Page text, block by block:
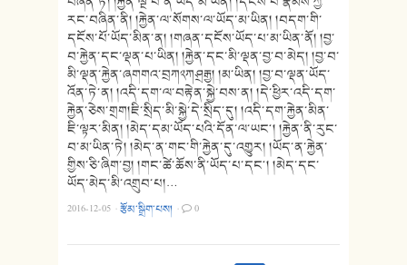
རང་བཞིན་ནི། །རྐྱེན་ལ་སོགས་ལ་ཡོད་མ་ཡིན། །བདག་གི་
དངོས་པོ་ཡོད་མིན་ན། །གཞན་དངོས་ཡོད་པ་མ་ཡིན་ནོ། །བྱ་
བ་རྐྱེན་དང་ལྡན་པ་ཡིན། །རྐྱེན་དང་མི་ལྡན་བྱ་བ་མེད། །བྱ་བ་
མི་ལྡན་རྐྱེན་ཞགགའ་བྲཀ༢ཀཤྲརྒྱ། །མ་ཡིན། །བྱ་བ་ལྡན་ཡོད་
འོན་ཏེ་ན། །འདི་དག་ལ་བརྟེན་སྐྱེ་བས་ན། །དེ་ཕྱིར་འདི་དག་
རྐྱེན་ཅེས་གྲག།ཇི་སྲིད་མི་སྐྱེ་དེ་སྲིད་དུ། །འདི་དག་རྐྱེན་མིན་
ཇི་ལྟར་མིན། །མེད་དམ་ཡོད་པའི་དོན་ལ་ཡང༌། །རྐྱེན་ནི་རུང་
བ་མ་ཡིན་ཏེ། །མེད་ན་གང་གི་རྐྱེན་དུ་འགྱུར། །ཡོད་ན་རྐྱེན་
གྱིས་ཅི་ཞིག་བྱ། །གང་ཚེ་ཆོས་ནི་ཡོད་པ་དང༌། །མེད་དང་
ཡོད་མེད་མི་འགྲུབ་པ།…
2016-12-05 ·རྩོམ་སྒྲིག་པས། · 0